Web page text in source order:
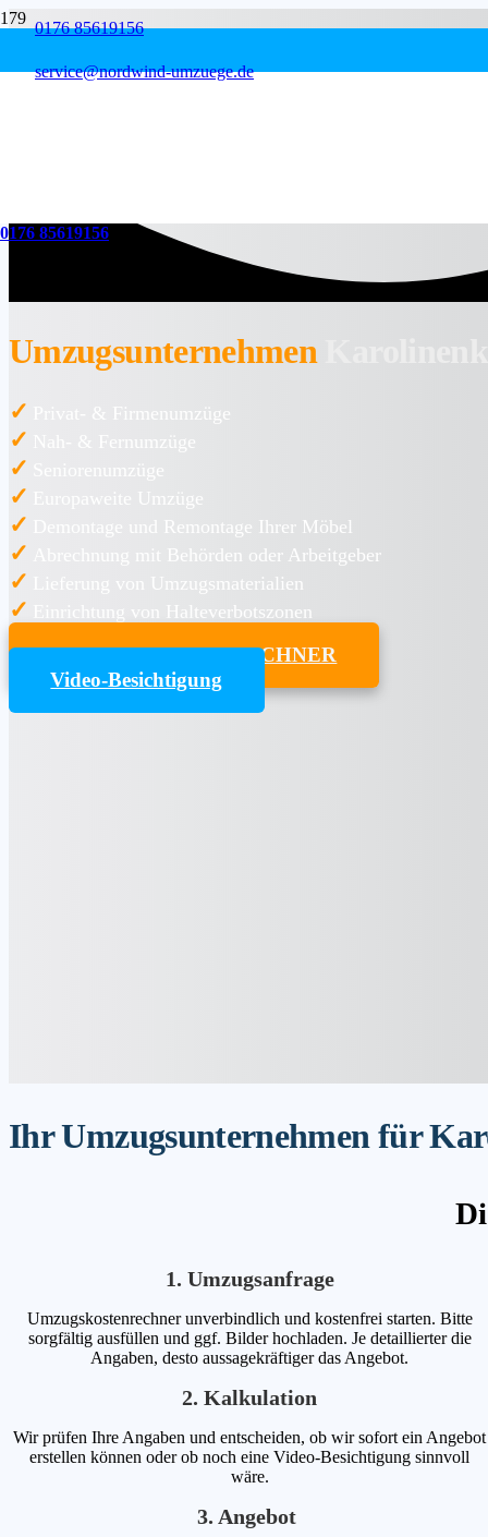
0176 85619156
service@nordwind-umzuege.de
0176 85619156
Umzugsunternehmen
✓ Privat- & Firmenumzüge
✓ Nah- & Fernumzüge
✓ Seniorenumzüge
✓ Europaweite Umzüge
✓ Demontage und Remontage Ihrer Möbel
✓ Abrechnung mit Behörden oder Arbeitgeber
✓ Lieferung von Umzugsmaterialien
✓ Einrichtung von Halteverbotszonen
UMZUGSKOSTENRECHNER
Video-Besichtigung
Ihr Umzugsunternehmen für
1. Umzugsanfrage
Umzugskostenrechner unverbindlich und kostenfrei starten. Bitte
sorgfältig ausfüllen und ggf. Bilder hochladen. Je detaillierter die
Angaben, desto aussagekräftiger das Angebot.
2. Kalkulation
Wir prüfen Ihre Angaben und entscheiden, ob wir sofort ein Angebot
erstellen können oder ob noch eine Video-Besichtigung sinnvoll
wäre.
3. Angebot